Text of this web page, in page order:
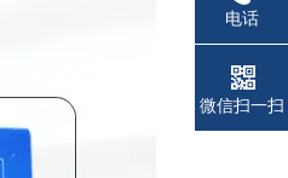
电话
微信扫一扫